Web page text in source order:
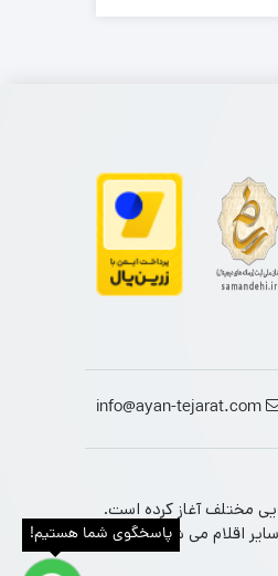
info@ayan-tejarat.com
1390 در زمینه واردات محصولات اورجینال غذایی مختلف آغاز کرده است.
اقلام می شود را در دل
پاسخگوی شما هستیم!